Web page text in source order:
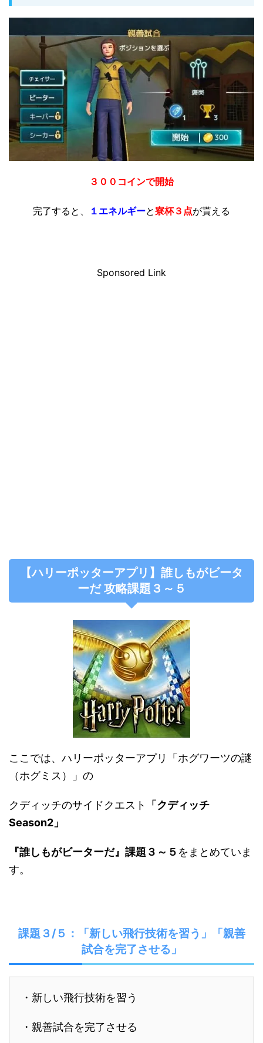
３００コインで開始
完了すると、 １エネルギーと寮杯３点が貰える
Sponsored Link
【ハリーポッターアプリ】誰しもがビータ
ーだ 攻略課題３～５
ここでは、ハリーポッターアプリ「ホグワーツの謎
（ホグミス）」の
クディッチのサイドクエスト
「クディッチ
Season2」
『誰しもがビーターだ』課題３～５ をまとめていま
す。
課題３/５：「新しい飛行技術を習う」「親善
試合を完了させる」
・新しい飛行技術を習う
・親善試合を完了させる